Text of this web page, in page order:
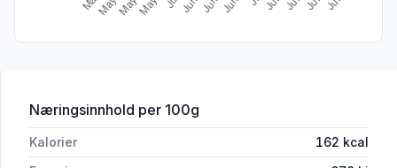
Næringsinnhold for 'Potetsalat 900g Sm'
per 100g
Kalorier 162 kcal